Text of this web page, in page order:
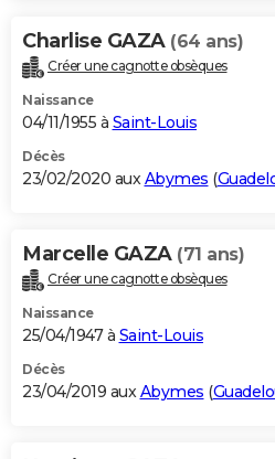
Charlise GAZA (64 ans)
Créer une cagnotte obsèques
Naissance
04/11/1955 à Saint-Louis
Décès
23/02/2020 auxAbymes (
Marcelle GAZA (71 ans)
Créer une cagnotte obsèques
Naissance
25/04/1947 à Saint-Louis
Décès
23/04/2019 auxAbymes (